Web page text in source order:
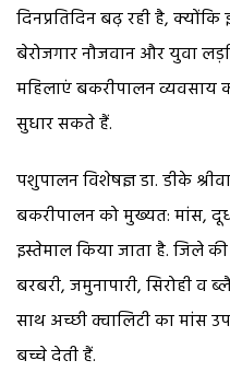
दिनप्रतिदिन बढ़ रही है,
बेरोजगार नौजवान और युवा
महिलाएं बकरीपालन व्यवसाय
सुधार सकते हैं.
पशुपालन विशेषज्ञ डा. डीके
बकरीपालन को मुख्यत: मांस,
इस्तेमाल किया जाता है. जिले
बरबरी, जमुनापारी, सिरोही
साथ अच्छी क्वालिटी का मांस
बच्चे देती हैं.